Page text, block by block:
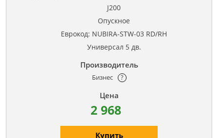
J200
Опускное
Еврокод: NUBIRA-STW-03 RD/RH
Универсал 5 дв.
Бизнес ?
2 968
Купить